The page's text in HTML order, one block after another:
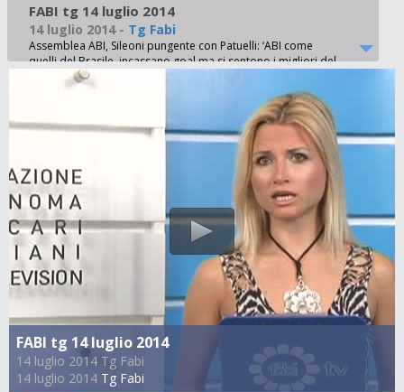
FABI tg 14 luglio 2014
14 luglio 2014 Tg Fabi
14 luglio 2014 Tg Fabi
FABI tg 14 luglio 2014
14 luglio 2014- Tg Fabi
Assemblea ABI, Sileoni pungente con Patuelli: ‘ABI come
quelli del Brasile, incassano goal ma si sentono i migliori del
mondo’ - Nuovo modello di banca, presentato alla stampa il
documento programmatico che per i sindacati sarà la base
del nuovo contratto nazionale. Ai microfoni di FABItv, il
Segretario Generale Aggiunto Mauro Bossola - Banche verso
lo sportello hi tech. Sileoni su Repubblica: ‘non daremo mai il
nostro consenso a progetti simili. Senza rapporto personale
è finita’ - Unicredit, presentato da Ghizzoni il progetto
‘Open’. Gruppo punta su scomparsa del cassiere, ma la FABI
sottolinea: ‘Problema sono le scelte dei banchieri, non le
mansioni dei dipendenti’ - MPS, primo incontro sindacati-
azienda per gestire la trattativa sul Piano Industriale. La FABI:
‘Disponibili al confronto, ma su alcuni punti non siamo
disponibili a cedere’ - Tercas, arrivano i soldi per il
salvataggio e Caripe viene commissariata. La FABI:
‘Monitoreremo la situazione, restano incertezze e mancanza
di trasparenza’ - Banco di Brescia, premio aziendale per i
lavoratori. La FABI: ‘Riconosciuti gli sforzi fatti dai dipendenti
e ottenuta una somma significativa’ - Banca Marche,
Bankitalia incontra la Regione e avverte: ‘Servono soluzioni in
tempi rapidi’. I sindacati esclusi dal tavolo fanno sentire la
loro voce